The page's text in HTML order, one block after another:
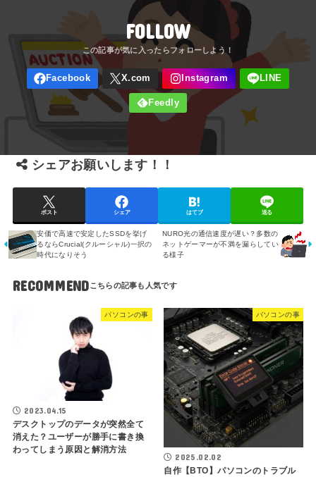
FOLLOW
シェアお願いします！！
ポスト シェア はてブ 送る
NURO光の通信速度が遅い？多数の
ネットゲーマーが不満を漏らしてい
る様子
安価で高速で安定したSSDを挙げ
るならCrucial(クルーシャル)一択の
時代になりそう
RECOMMEND
パソコンの事
2023.04.15
デスクトップのデータが突然全て
消えた？ユーザーが勝手に書き換
わってしまう原因と解消方法
パソコンの事
2025.02.02
自作【BTO】パソコンのトラブル